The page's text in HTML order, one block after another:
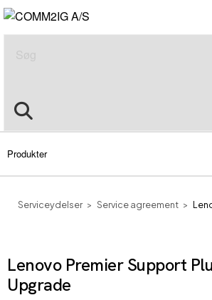
Produkter
Serviceydelser Service agreement
Lenovo Premier Support
Upgrade